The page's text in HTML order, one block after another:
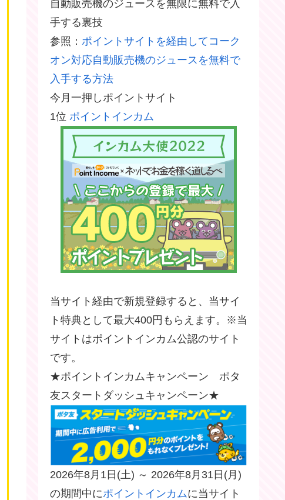
自動販売機のジュースを無限に無料で入
手する裏技
参照： ポイントサイトを経由してコーク
オン対応自動販売機のジュースを無料で
入手する方法
今月一押しポイントサイト
1位 ポイントインカム
当サイト経由で新規登録すると、当サイ
ト特典として最大400円もらえます。※当
サイトはポイントインカム公認のサイト
です。
★ポイントインカムキャンペーン ポタ
友スタートダッシュキャンペーン★
2026年8月1日(土) ～ 2026年8月31日(月)
の期間中にポイントインカムに当サイト